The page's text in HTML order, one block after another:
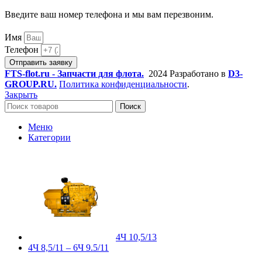
Введите ваш номер телефона и мы вам перезвоним.
Имя
Телефон
Отправить заявку
FTS-flot.ru - Запчасти для флота. 2024 Разработано в D3-
GROUP.RU. Политика конфиденциальности.
Закрыть
Поиск
Меню
Категории
4Ч 10,5/13
4Ч 8,5/11 – 6Ч 9.5/11